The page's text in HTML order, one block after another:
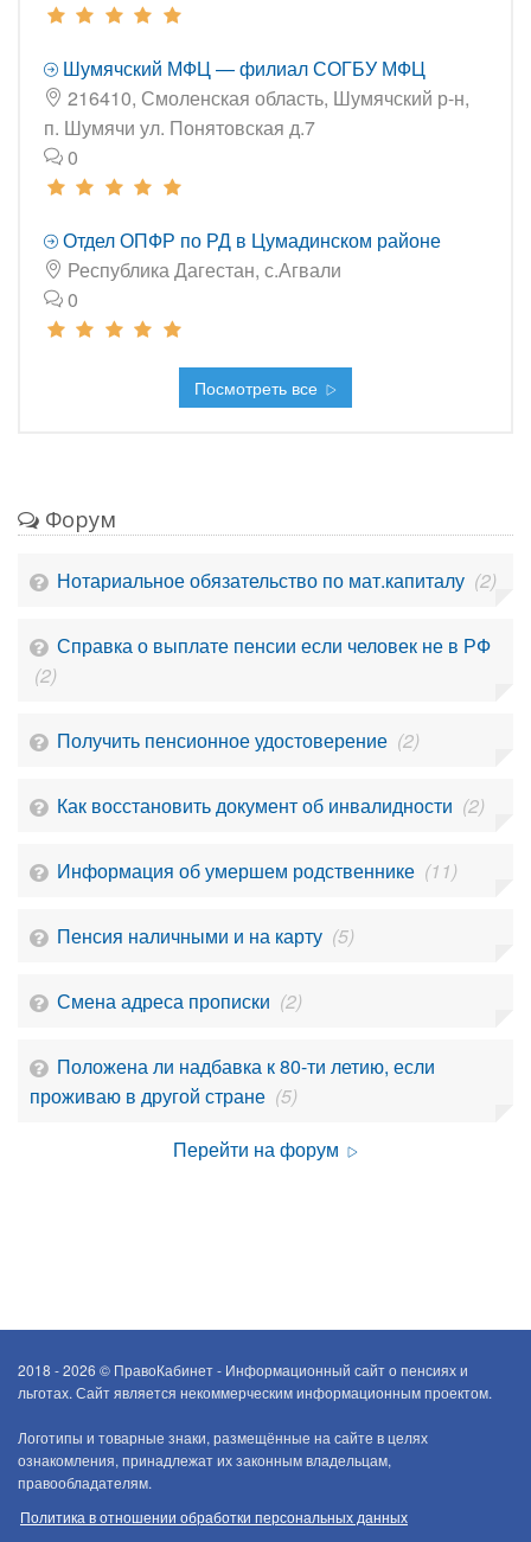
Шумячский МФЦ — филиал СОГБУ МФЦ
216410, Смоленская область, Шумячский р-н,
п. Шумячи ул. Понятовская д.7
0
Отдел ОПФР по РД в Цумадинском районе
Республика Дагестан, с.Агвали
0
Посмотреть все
Форум
Нотариальное обязательство по мат.капиталу (2)
Справка о выплате пенсии если человек не в РФ
(2)
Получить пенсионное удостоверение (2)
Как восстановить документ об инвалидности (2)
Информация об умершем родственнике (11)
Пенсия наличными и на карту (5)
Смена адреса прописки (2)
Положена ли надбавка к 80-ти летию, если
проживаю в другой стране (5)
Перейти на форум
2018 - 2026 © ПравоКабинет - Информационный сайт о пенсиях и
льготах. Сайт является некоммерческим информационным проектом.
Логотипы и товарные знаки, размещённые на сайте в целях
ознакомления, принадлежат их законным владельцам,
правообладателям.
Политика в отношении обработки персональных данных